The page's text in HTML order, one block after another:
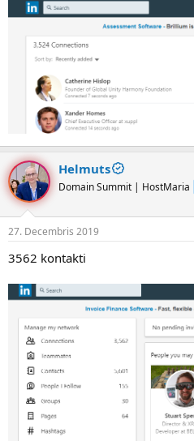
Helmuts
Domain Summit | HostMaria
27. Decembris 2019
3562 kontakti